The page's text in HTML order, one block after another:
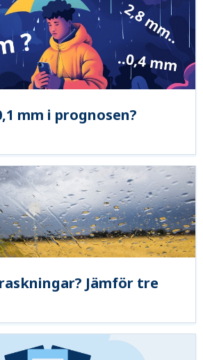
mm i prognosen?
Jämför tre